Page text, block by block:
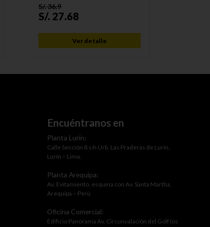
S/.36.9
S/. 27.68
Ver detalle
Encuéntranos en
Planta Lurín:
Calle Sección 8 s/n Urb. Las Praderas de Lurín,
Lurín – Lima.
Planta Arequipa:
Av. Evitamiento, esquina con Av. Santa Martha,
Arequipa – Perú
Oficina Comercial:
Edificio Panorama Av. Circunvalación del Golf los